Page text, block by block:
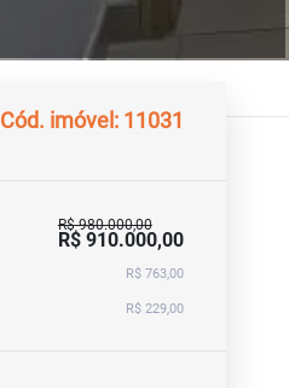
Cód. imóvel: 11031
R$ 980.000,00
R$ 910.000,00
R$ 763,00
R$ 229,00